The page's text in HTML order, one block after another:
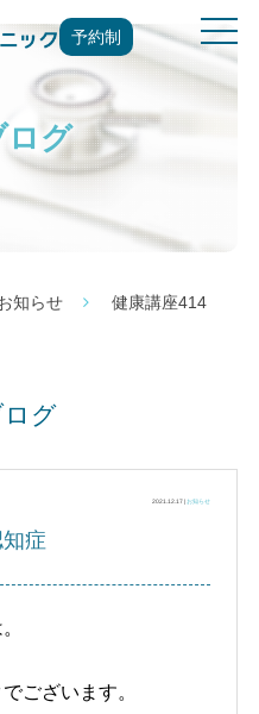
予約制
t
o
g
ログ
知らせ
健康講座414
ログ
2021.12.17 |お知らせ
症
ございます。